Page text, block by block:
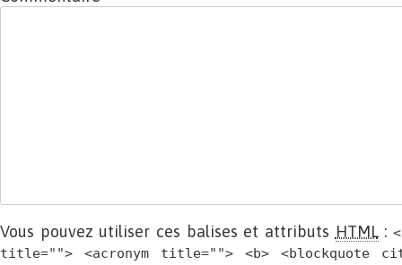
Vous pouvez utiliser ces balises et attributs HTML:
title=""> <acronym title=""> <b> <blockquote